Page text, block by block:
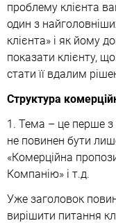
проблему клієнта
один з
клієнта» і як йому
показати клієнту,
стати її вдалим
Структура
1. Тема – це перше з
не повинен бути
«Комерційна
Компанію» і т.д.
Уже заголовок
вирішити питання